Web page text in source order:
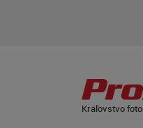
Kráľovstvo